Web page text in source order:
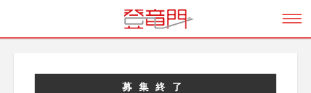
募集終了